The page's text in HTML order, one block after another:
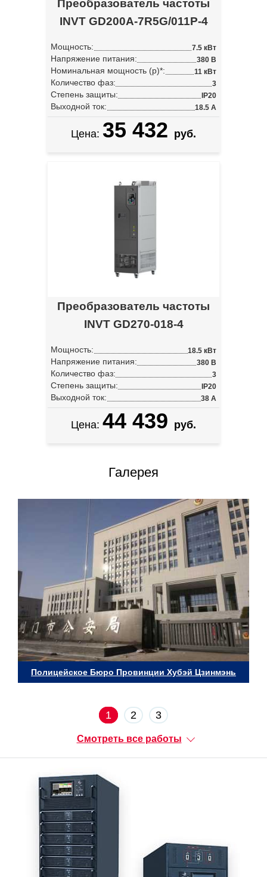
Преобразователь частоты
INVT GD200A-7R5G/011P-4
Мощность: 7.5 кВт
Напряжение питания: 380 В
Номинальная мощность (p)*: 11 кВт
Количество фаз: 3
Степень защиты: IP20
Выходной ток: 18.5 А
Цена: 35 432 руб.
Преобразователь частоты
INVT GD270-018-4
Мощность: 18.5 кВт
Напряжение питания: 380 В
Количество фаз: 3
Степень защиты: IP20
Выходной ток: 38 А
Цена: 44 439 руб.
Галерея
Полицейское Бюро Провинции Хубэй Цзинмэнь
1 2 3
Смотреть все работы